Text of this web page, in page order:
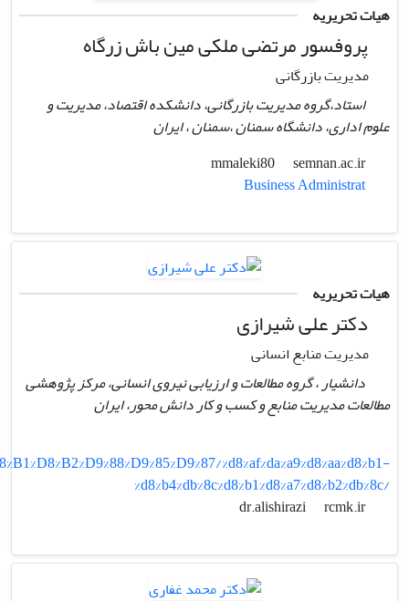
هیات تحریریه
پروفسور مرتضی ملکی مین باش زرگاه
مدیریت بازرگانی
استاد،گروه مدیریت بازرگانی، دانشکده اقتصاد، مدیریت و
علوم اداری، دانشگاه سمنان ،سمنان ، ایران
mmaleki80
semnan.ac.ir
Business Administrat
هیات تحریریه
دکتر علی شیرازی
مدیریت منابع انسانی
دانشیار ، گروه مطالعات و ارزیابی نیروی انسانی، مرکز پژوهشی
مطالعات مدیریت منابع و کسب و کار دانش محور، ایران
%d8%af%da%a9%d8%aa%d8%b1-
%d8%b4%db%8c%d8%b1%d8%a7%d8%b2%db%8c/
dr.alishirazi
rcmk.ir